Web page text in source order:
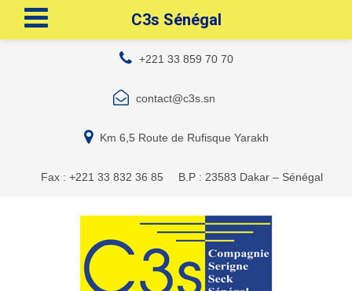
+221 33 859 70 70
contact@c3s.sn
Km 6,5 Route de Rufisque Yarakh
Fax : +221 33 832 36 85 B.P : 23583 Dakar – Sénégal
C3s Sénégal